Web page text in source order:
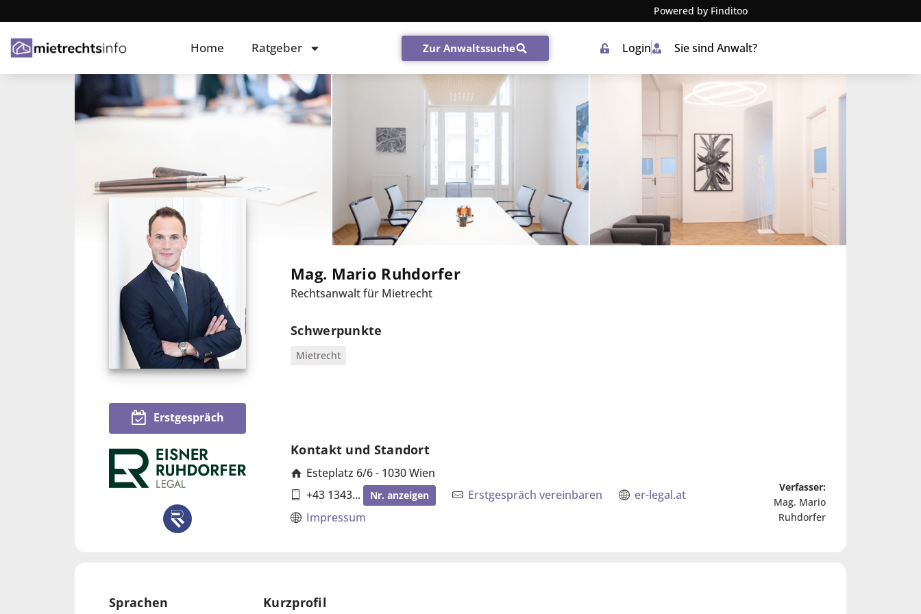
Powered by Finditoo
Home Ratgeber Zur Anwaltssuche Login Sie sind Anwalt?
Erstgespräch
Mag. Mario Ruhdorfer
Rechtsanwalt für Mietrecht
Schwerpunkte
Mietrecht
Kontakt und Standort
Esteplatz 6/6 - 1030 Wien
+43 1343...
Nr. anzeigen Erstgespräch vereinbaren
er-legal.at
Impressum
Verfasser:
Mag. Mario
Ruhdorfer
Sprachen Kurzprofil